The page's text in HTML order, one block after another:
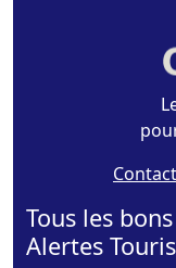
Tous les
Alertes